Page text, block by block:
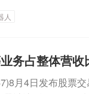
风与空气调节系
环境未发生重大
露的重大事项，或
异动期间不存在买
人
务占整体营收
月4日发布股票